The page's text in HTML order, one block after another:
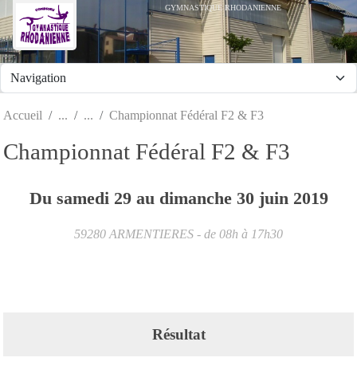
GYMNASTIQUE RHODANIENNE
Accueil Championnat Fédéral F2 & F3
Championnat Fédéral F2 & F3
Du samedi 29au dimanche 30 juin 2019
59280 ARMENTIERES - de 08h à 17h30
Résultat
Panneau de gestion des cookies